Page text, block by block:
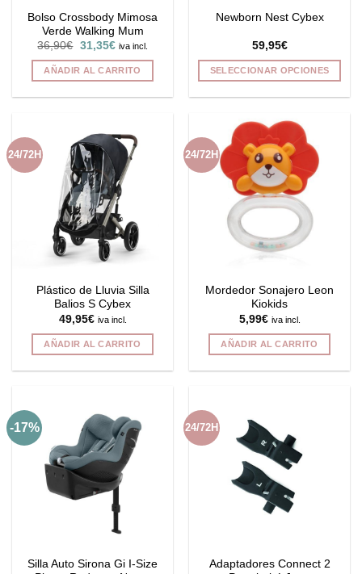
Bolso Crossbody Mimosa
Verde Walking Mum
36,90€ El
original
era:
31,35€El
actual
es:
iva incl.
AÑADIR AL CARRITO
Newborn Nest Cybex
59,95€
SELECCIONAR OPCIONES
tiene
múltiples
variantes.
Las
opciones
se
pueden
elegir
página
de
producto
24/72H
Plástico de Lluvia Silla
Balios S Cybex
49,95€ iva incl.
AÑADIR AL CARRITO
24/72H
Mordedor Sonajero Leon
Kiokids
5,99€ iva incl.
AÑADIR AL CARRITO
-17%
Silla Auto Sirona Gi I-Size
24/72H
Adaptadores Connect 2